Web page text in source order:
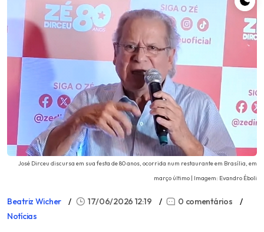
José Dirceu discursa em sua festa de 80 anos, ocorrida num restaurante em Brasília, em
março último | Imagem: Evandro Éboli
Beatriz Wicher 17/06/2026 12:19
0 comentários
Notícias